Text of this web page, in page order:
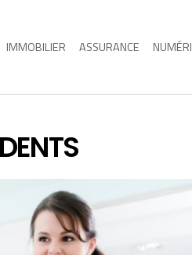
IMMOBILIER ASSURANCE